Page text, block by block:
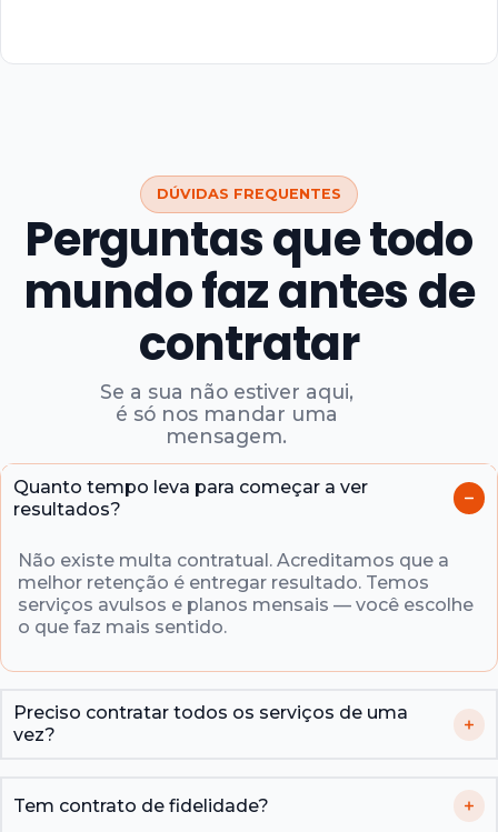
DÚVIDAS FREQUENTES
Perguntas que todo
mundo faz antes de
contratar
Se a sua não estiver aqui,
é só nos mandar uma
mensagem.
Quanto tempo leva para começar a ver
resultados?
Não existe multa contratual. Acreditamos que a
melhor retenção é entregar resultado. Temos
serviços avulsos e planos mensais — você escolhe
o que faz mais sentido.
Preciso contratar todos os serviços de uma
vez?
Tem contrato de fidelidade?